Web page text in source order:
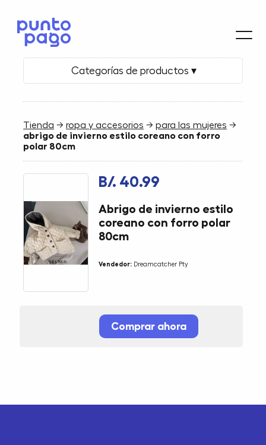
Categorías de productos ▾
Tienda →ropa y accesorios →para las mujeres →
abrigo de invierno estilo coreano con forro
polar 80cm
B/. 40.99
Abrigo de invierno estilo
coreano con forro polar
80cm
Vendedor: Dreamcatcher Pty
Comprar ahora